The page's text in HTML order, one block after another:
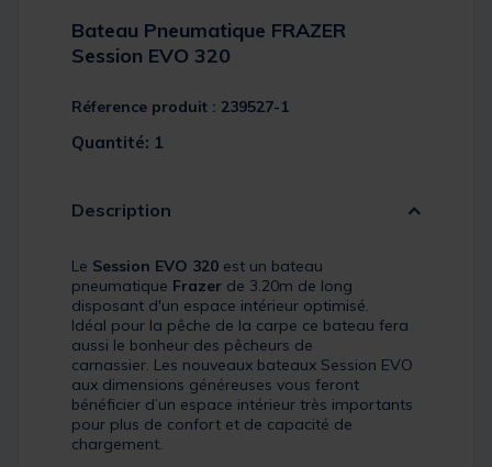
Bateau Pneumatique FRAZER
Session EVO 320
Réference produit : 239527-1
Quantité: 1
Description
Le Session EVO 320 est un bateau
pneumatique Frazer de 3.20m de long
disposant d'un espace intérieur optimisé.
Idéal pour la pêche de la carpe ce bateau fera
aussi le bonheur des pêcheurs de
carnassier. Les nouveaux bateaux Session EVO
aux dimensions généreuses vous feront
bénéficier d’un espace intérieur très importants
pour plus de confort et de capacité de
chargement.